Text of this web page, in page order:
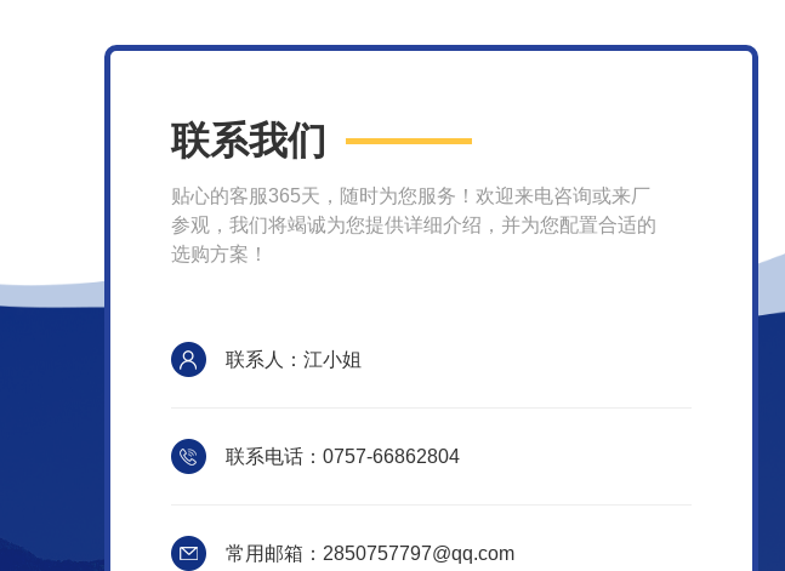
联系我们
贴心的客服365天，随时为您服务！欢迎来电咨询或来厂
参观，我们将竭诚为您提供详细介绍，并为您配置合适的
选购方案！
联系人：江小姐
联系电话：0757-66862804
常用邮箱：2850757797@qq.com